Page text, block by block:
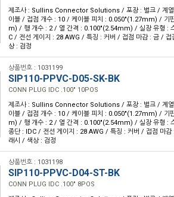
제조사 : Sullins Connector Solutions / 포장 : 벌크 / 계열
이블 / 접점 개수 : 10 / 케이블 피치 : 0.050"(1.27mm) / 기
m) / 행 개수 : 2 / 열 간격 : 0.100"(2.54mm) / 실장 유형 :
C / 전선 게이지 : 28 AWG / 특징 : 커버 / 접점 마감 : 금 / 접
상 : 검정
상품번호 : 1031199
SIP110-PPVC-D05-SK-BK
CONN PLUG IDC .100" 10POS
제조사 : Sullins Connector Solutions / 포장 : 벌크 / 계열
이블 / 접점 개수 : 10 / 케이블 피치 : 0.050"(1.27mm) / 기
m) / 행 개수 : 2 / 열 간격 : 0.100"(2.54mm) / 실장 유형 :
종단 : IDC / 전선 게이지 : 28 AWG / 특징 : 커버 / 접점 마감
래시 / 색상 : 검정
상품번호 : 1031198
SIP110-PPVC-D04-ST-BK
CONN PLUG IDC .100" 8POS